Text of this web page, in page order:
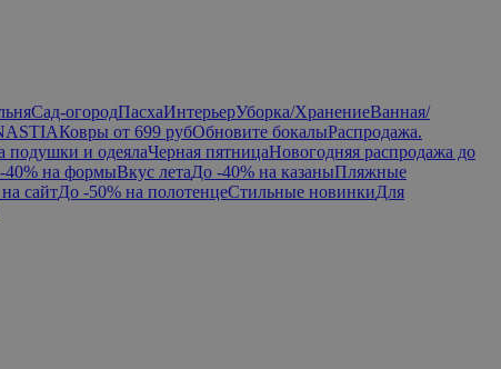
Сад-огородПасхаИнтерьерУборка/ХранениеВанная/
Ковры от 699 рубОбновите бокалыРаспродажа.
подушки и одеялаЧерная пятницаНовогодняя распродажа до
40% на формыВкус летаДо -40% на казаныПляжные
сайтДо -50% на полотенцеСтильные новинкиДля